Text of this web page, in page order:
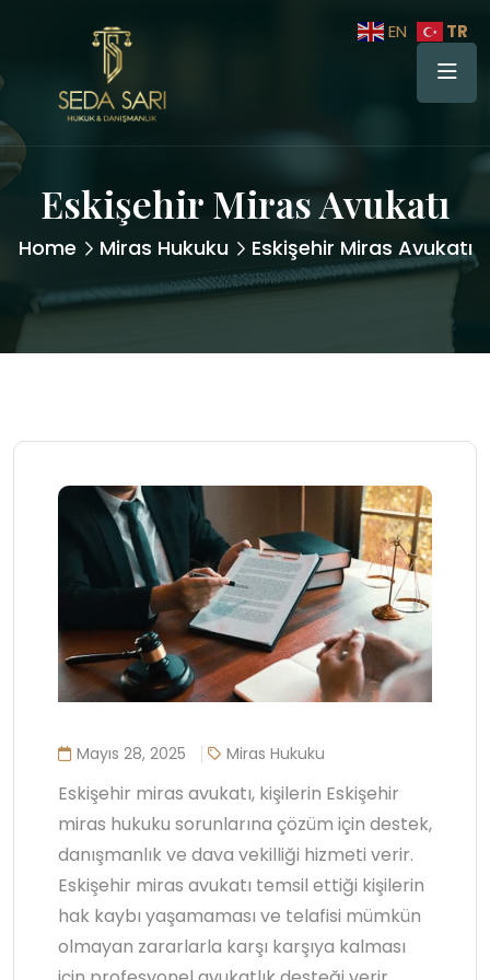
Eskişehir Miras Avukatı
Home Miras Hukuku Eskişehir Miras Avukatı
Mayıs 28, 2025 Miras Hukuku
Eskişehir miras avukatı, kişilerin Eskişehir
miras hukuku sorunlarına çözüm için destek,
danışmanlık ve dava vekilliği hizmeti verir.
Eskişehir miras avukatı temsil ettiği kişilerin
hak kaybı yaşamaması ve telafisi mümkün
olmayan zararlarla karşı karşıya kalması
EN TR